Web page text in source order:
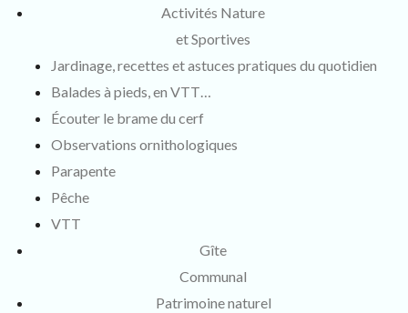
Activités Nature
et Sportives
Jardinage, recettes et astuces pratiques du quotidien
Balades à pieds, en VTT…
Écouter le brame du cerf
Observations ornithologiques
Parapente
Pêche
VTT
Gîte
Communal
Patrimoine naturel